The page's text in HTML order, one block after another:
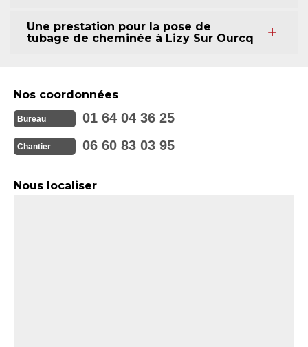
Une prestation pour la pose de
tubage de cheminée à Lizy Sur Ourcq
Nos coordonnées
Bureau 01 64 04 36 25
Chantier 06 60 83 03 95
Nous localiser